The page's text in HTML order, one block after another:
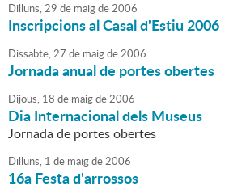
Dilluns,29 de maigde2006
Inscripcions al Casal d'Estiu 2006
Dissabte,27 de maigde2006
Jornada anual de portes obertes
Dijous, 18 de maigde2006
Dia Internacional dels Museus
Jornada de portes obertes
Dilluns, 1 de maigde2006
16a Festa d'arrossos